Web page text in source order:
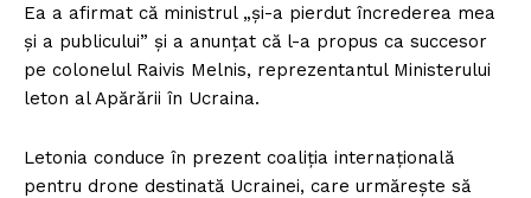
Ea a afirmat că ministrul „și-a pierdut încrederea mea
și a publicului” și a anunțat că l-a propus ca succesor
pe colonelul Raivis Melnis, reprezentantul Ministerului
leton al Apărării în Ucraina.
Letonia conduce în prezent coaliția internațională
pentru drone destinată Ucrainei, care urmărește să